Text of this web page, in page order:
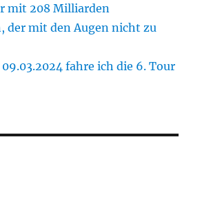
mit 208 Milliarden
der mit den Augen nicht zu
fahre ich die 6. Tour